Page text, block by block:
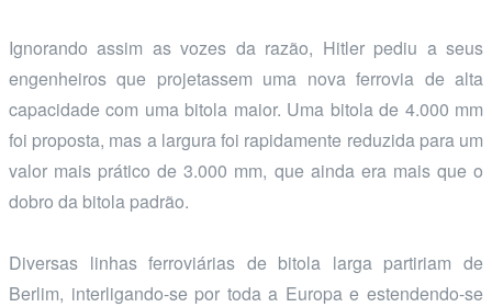
Ignorando assim as vozes da razão, Hitler pediu a seus
engenheiros que projetassem uma nova ferrovia de alta
capacidade com uma bitola maior. Uma bitola de 4.000 mm
foi proposta, mas a largura foi rapidamente reduzida para um
valor mais prático de 3.000 mm, que ainda era mais que o
dobro da bitola padrão.
Diversas linhas ferroviárias de bitola larga partiriam de
Berlim, interligando-se por toda a Europa e estendendo-se